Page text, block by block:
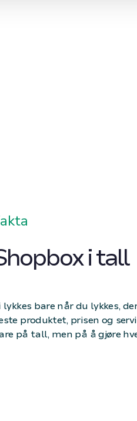
i tall
lykkes bare når du lykkes,
produktet, prisen og
på tall, men på å gjøre